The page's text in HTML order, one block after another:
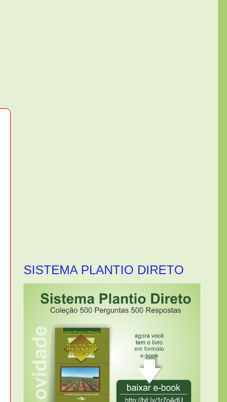
SISTEMA PLANTIO DIRETO